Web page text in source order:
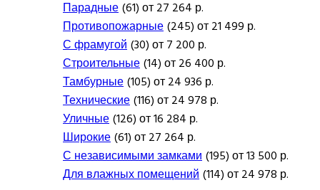
Парадные(61) от 27 264 р.
Противопожарные(245) от 21 499 р.
С фрамугой(30) от 7 200 р.
Строительные(14) от 26 400 р.
Тамбурные(105) от 24 936 р.
Технические(116) от 24 978 р.
Уличные(126) от 16 284 р.
Широкие(61) от 27 264 р.
С независимыми замками(195) от 13 500 р.
Для влажных помещений(114) от 24 978 р.